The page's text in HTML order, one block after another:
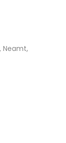
Neamt,